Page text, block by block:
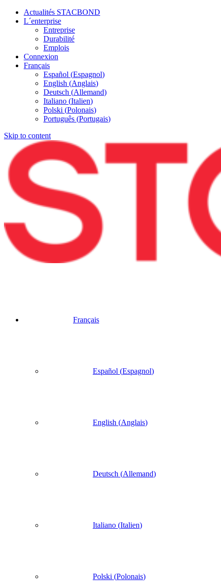
Actualités STACBOND
L´enterprise
Entreprise
Durabilité
Emplois
Connexion
Français
Español (Espagnol)
English (Anglais)
Deutsch (Allemand)
Italiano (Italien)
Polski (Polonais)
Português (Portugais)
Skip to content
Français
Español (Espagnol)
English (Anglais)
Deutsch (Allemand)
Italiano (Italien)
Polski (Polonais)